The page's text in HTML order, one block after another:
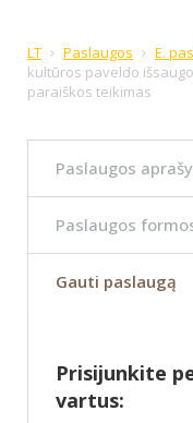
LT Paslaugos E.
kultūros paveldo
paraiškos teikimas
Paslaugos
Paslaugos
Gauti paslaugą
Prisijunkite
vartus: